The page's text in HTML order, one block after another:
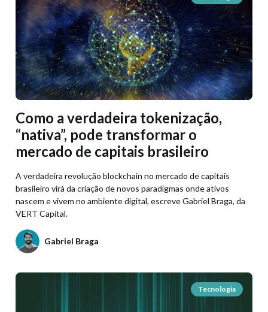
Como a verdadeira tokenização,
“nativa”, pode transformar o
mercado de capitais brasileiro
A verdadeira revolução blockchain no mercado de capitais
brasileiro virá da criação de novos paradigmas onde ativos
nascem e vivem no ambiente digital, escreve Gabriel Braga, da
VERT Capital.
Gabriel Braga
Tecnologia